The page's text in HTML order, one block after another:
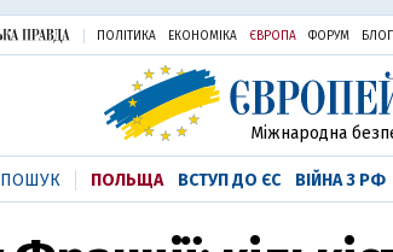
ПОЛІТИКА ЕКОНОМІКА ЄВРОПА ФОРУМ
Міжнародна
ПОШУК ПОЛЬЩА ВСТУП ДО ЄС ВІЙНА З РФ